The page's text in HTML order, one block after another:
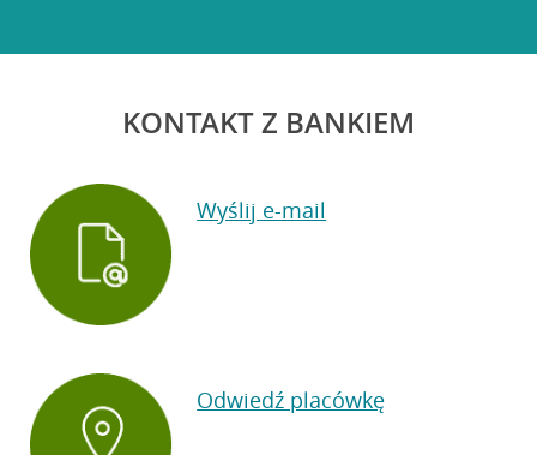
KONTAKT Z BANKIEM
Wyślij e-mail
Odwiedź placówkę